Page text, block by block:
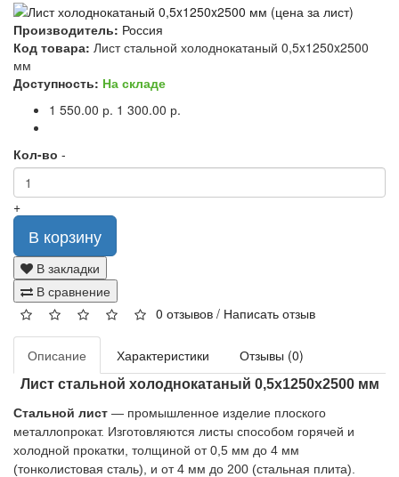
Производитель: Россия
Код товара: Лист стальной холоднокатаный 0,5x1250x2500
мм
Доступность: На складе
1 550.00 р. 1 300.00 р.
Кол-во -
+
В корзину
В закладки
В сравнение
0 отзывов / Написать отзыв
Описание Характеристики Отзывы (0)
Лист стальной холоднокатаный 0,5x1250x2500 мм
Стальной лист — промышленное изделие плоского
металлопрокат. Изготовляются листы способом горячей и
холодной прокатки, толщиной от 0,5 мм до 4 мм
(тонколистовая сталь), и от 4 мм до 200 (стальная плита).